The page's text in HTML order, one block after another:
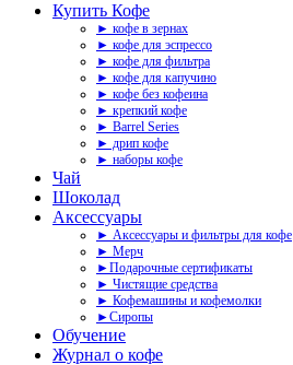
Купить Кофе
► кофе в зернах
► кофе для эспрессо
► кофе для фильтра
► кофе для капучино
► кофе без кофеина
► крепкий кофе
► Barrel Series
► дрип кофе
► наборы кофе
Чай
Шоколад
Аксессуары
► Аксессуары и фильтры для кофе
► Мерч
►Подарочные сертификаты
► Чистящие средства
► Кофемашины и кофемолки
►Сиропы
Обучение
Журнал о кофе